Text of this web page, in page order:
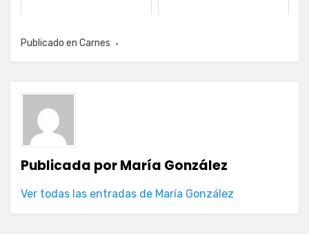
Publicado en Carnes
Publicada porMaría González
Ver todas las entradas de María González